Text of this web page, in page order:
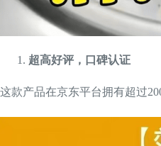
超高好评，口碑认证
这款产品在京东平台拥有超过